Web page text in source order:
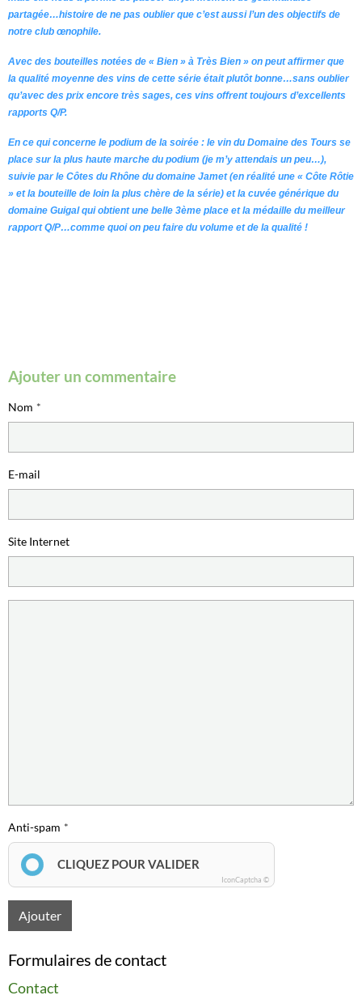
partagée…histoire de ne pas oublier que c’est aussi l’un des objectifs de
notre club œnophile.
Avec des bouteilles notées de « Bien » à Très Bien » on peut affirmer que
la qualité moyenne des vins de cette série était plutôt bonne…sans oublier
qu’avec des prix encore très sages, ces vins offrent toujours d’excellents
rapports Q/P.
En ce qui concerne le podium de la soirée : le vin du Domaine des Tours se
place sur la plus haute marche du podium (je m’y attendais un peu…),
suivie par le Côtes du Rhône du domaine Jamet (en réalité une « Côte Rôtie
» et la bouteille de loin la plus chère de la série) et la cuvée générique du
domaine Guigal qui obtient une belle 3ème place et la médaille du meilleur
rapport Q/P…comme quoi on peu faire du volume et de la qualité !
Ajouter un commentaire
Nom
E-mail
Site Internet
Anti-spam
CLIQUEZ POUR VALIDER
IconCaptcha ©
Ajouter
Formulaires de contact
Contact